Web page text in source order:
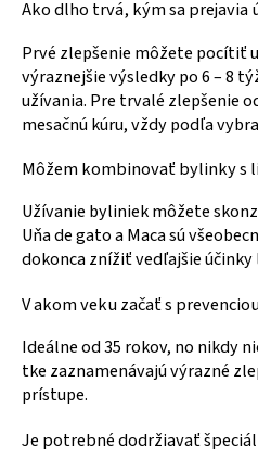
Ako dlho trvá, kým sa prejavia
Prvé zlepšenie môžete pocítiť
výraznejšie výsledky po 6 – 8
užívania. Pre trvalé zlepšenie
mesačnú kúru, vždy podľa
Môžem kombinovať bylinky s
Užívanie byliniek môžete
Uňa de gato a Maca sú
dokonca znížiť vedľajšie účinky
V akom veku začať s
Ideálne od 35 rokov, no nikdy
tke zaznamenávajú výrazné
prístupe.
Je potrebné dodržiavať